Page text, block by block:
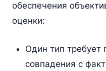
обеспечения
оценки:
Один тип требует
совпадения с